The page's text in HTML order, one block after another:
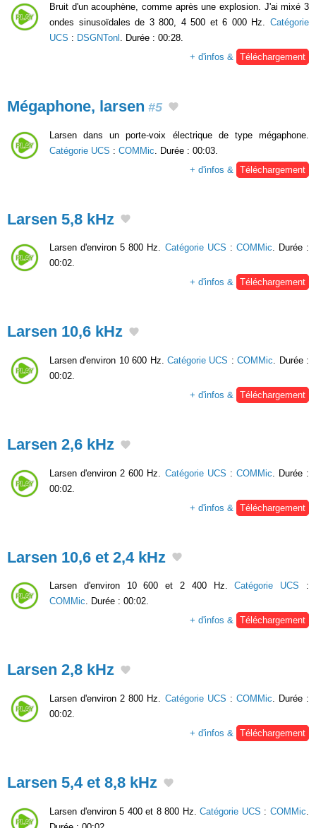
Bruit d'un acouphène, comme après une explosion. J'ai mixé 3
ondes sinusoïdales de 3 800, 4 500 et 6 000 Hz. Catégorie
UCS : DSGNTonl
. Durée : 00:28.
+ d'infos &
Téléchargement
Mégaphone, larsen #5
Larsen dans un porte-voix électrique de type mégaphone.
Catégorie UCS : COMMic . Durée : 00:03.
+ d'infos &
Téléchargement
Larsen 5,8 kHz
Larsen d'environ 5 800 Hz. Catégorie UCS : COMMic. Durée :
00:02.
+ d'infos & Téléchargement
Larsen 10,6 kHz
Larsen d'environ 10 600 Hz. Catégorie UCS :COMMic . Durée :
00:02.
+ d'infos &
Téléchargement
Larsen 2,6 kHz
Larsen d'environ 2 600 Hz. Catégorie UCS : COMMic . Durée :
00:02.
+ d'infos &
Téléchargement
Larsen 10,6 et 2,4 kHz
Larsen d'environ 10 600 et 2 400 Hz.Catégorie UCS :
COMMic. Durée : 00:02.
+ d'infos & Téléchargement
Larsen 2,8 kHz
Larsen d'environ 2 800 Hz. Catégorie UCS : COMMic . Durée :
00:02.
+ d'infos &
Téléchargement
Larsen 5,4 et 8,8 kHz
Larsen d'environ 5 400 et 8 800 Hz.Catégorie UCS :COMMic